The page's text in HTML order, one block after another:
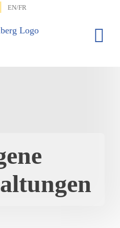
EN/FR